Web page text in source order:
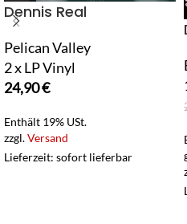
Dennis Real
Pelican Valley
2 x LP Vinyl
24,90€
Enthält 19% USt.
zzgl.Versand
Lieferzeit: sofort lieferbar